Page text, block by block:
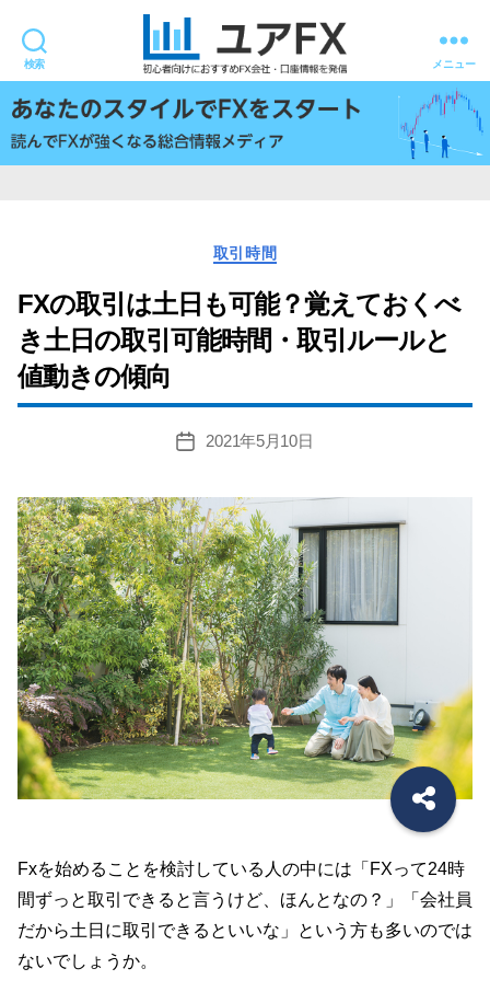
検索
ユ
ア
FX
メニュー
カ
テ
ゴ
リ
ー
取引時間
FXの取引は土日も可能？覚えておくべ
き土日の取引可能時間・取引ルールと
値動きの傾向
投
2021年5月10日
Fxを始めることを検討している人の中には「FXって24時
間ずっと取引できると言うけど、ほんとなの？」「会社員
だから土日に取引できるといいな」という方も多いのでは
ないでしょうか。